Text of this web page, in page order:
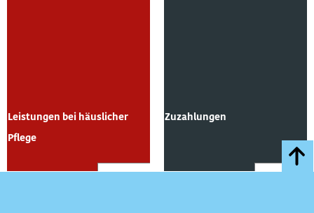
Leistungen bei häuslicher
Pflege
Zuzahlungen